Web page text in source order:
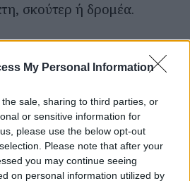
My Personal Information
sale, sharing to third parties, or
or sensitive information for
please use the below opt-out
Please note that after your
you may continue seeing
on personal information utilized by
σκούτερ ή δρομέα.
ευχάριστη μέσα στο
εσωτερικής